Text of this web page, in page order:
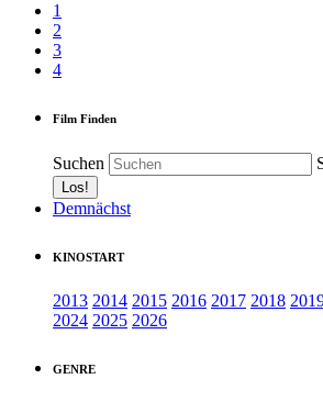
1
2
3
4
Film Finden
Suchen
Demnächst
KINOSTART
2013 2014 2015 2016 2017 2018
2024 2025 2026
GENRE